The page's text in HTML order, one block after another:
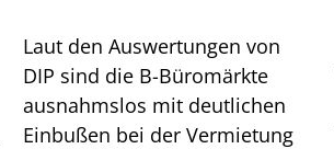
Laut den Auswertungen von
DIP sind die B-Büromärkte
ausnahmslos mit deutlichen
Einbußen bei der Vermietung